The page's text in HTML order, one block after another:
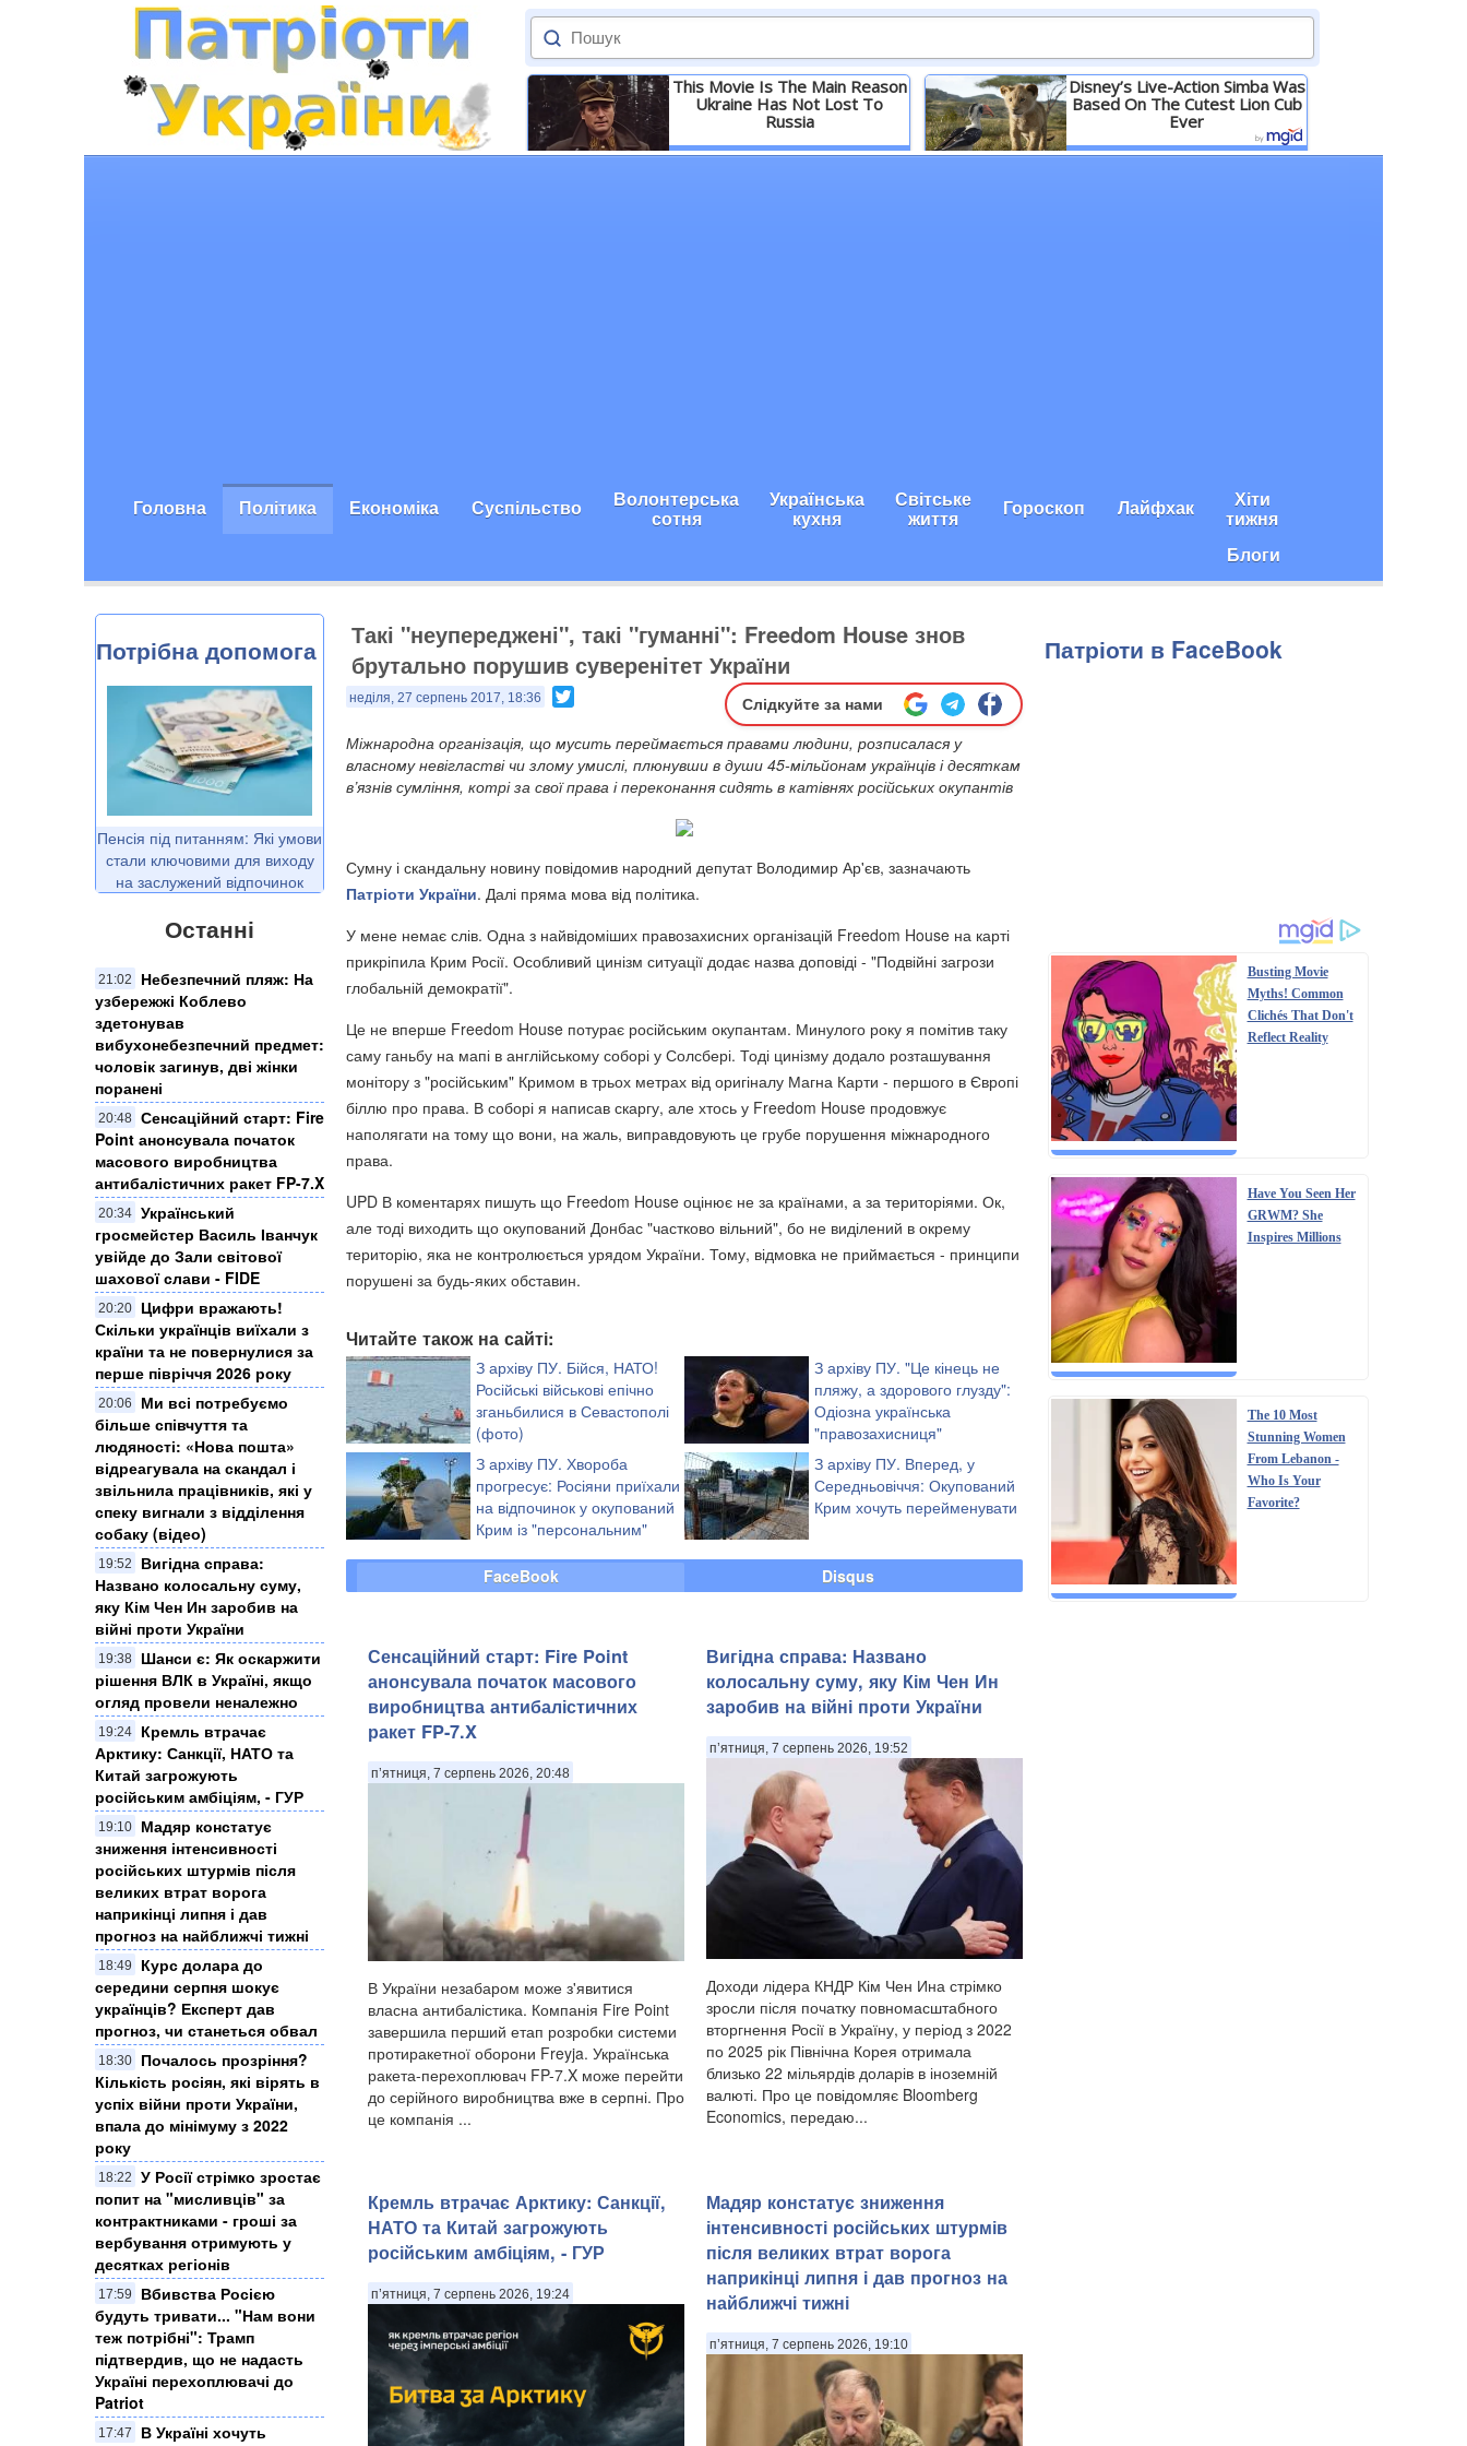
This Movie Is The Main Reason
Ukraine Has Not Lost To
Russia
Детальніше
Disney’s Live-Action Simba Was
Based On The Cutest Lion Cub
Ever
Детальніше
Головна Політика Економіка Суспільство Волонтерська
сотня
Українська
кухня
Світське
життя Гороскоп Лайфхак Хіти
тижня
Блоги
Потрібна допомога
Пенсія під питанням: Які умови
стали ключовими для виходу
на заслужений відпочинок
Останні
21:02
Небезпечний пляж: На
узбережжі Коблево
здетонував
вибухонебезпечний предмет:
чоловік загинув, дві жінки
поранені
20:48 Сенсаційний старт: Fire
Point анонсувала початок
масового виробництва
антибалістичних ракет FP-7.X
20:34 Український
гросмейстер Василь Іванчук
увійде до Зали світової
шахової слави - FIDE
20:20
Цифри вражають!
Скільки українців виїхали з
країни та не повернулися за
перше півріччя 2026 року
20:06
Ми всі потребуємо
більше співчуття та
людяності: «Нова пошта»
відреагувала на скандал і
звільнила працівників, які у
спеку вигнали з відділення
собаку (відео)
19:52
Вигідна справа:
Названо колосальну суму,
яку Кім Чен Ин заробив на
війні проти України
19:38
Шанси є: Як оскаржити
рішення ВЛК в Україні, якщо
огляд провели неналежно
19:24
Кремль втрачає
Арктику: Санкції, НАТО та
Китай загрожують
російським амбіціям, - ГУР
19:10
Мадяр констатує
зниження інтенсивності
російських штурмів після
великих втрат ворога
наприкінці липня і дав
прогноз на найближчі тижні
18:49
Курс долара до
середини серпня шокує
українців? Експерт дав
прогноз, чи станеться обвал
18:30
Почалось прозріння?
Кількість росіян, які вірять в
успіх війни проти України,
впала до мінімуму з 2022
року
18:22
У Росії стрімко зростає
попит на "мисливців" за
контрактниками - гроші за
вербування отримують у
десятках регіонів
17:59
Вбивства Росією
будуть тривати... "Нам вони
теж потрібні": Трамп
підтвердив, що не надасть
Україні перехоплювачі до
Patriot
17:47
В Україні хочуть
​Такі "неупереджені", такі "гуманні": Freedom House знов
брутально порушив суверенітет України
неділя, 27 серпень 2017, 18:36 Слідкуйте за нами
Міжнародна організація, що мусить переймається правами людини, розписалася у
власному невігластві чи злому умислі, плюнувши в души 45-мільйонам українців і десяткам
в’язнів сумління, котрі за свої права і переконання сидять в катівнях російських окупантів
Сумну і скандальну новину повідомив народний депутат Володимир Ар'єв, зазначають
Патріоти України. Далі пряма мова від політика.
У мене немає слів. Одна з найвідоміших правозахисних організацій Freedom House на карті
прикріпила Крим Росії. Особливий цинізм ситуації додає назва доповіді - "Подвійні загрози
глобальній демократії".
Це не вперше Freedom House потурає російським окупантам. Минулого року я помітив таку
саму ганьбу на мапі в англійському соборі у Солсбері. Тоді цинізму додало розташування
монітору з "російським" Кримом в трьох метрах від оригіналу Магна Карти - першого в Європі
біллю про права. В соборі я написав скаргу, але хтось у Freedom House продовжує
наполягати на тому що вони, на жаль, виправдовують це грубе порушення міжнародного
права.
UPD В коментарях пишуть що Freedom House оцінює не за країнами, а за територіями. Ок,
але тоді виходить що окупований Донбас "частково вільний", бо не виділений в окрему
територію, яка не контролюється урядом України. Тому, відмовка не приймається - принципи
порушені за будь-яких обставин.
Читайте також на сайті:
З архіву ПУ. Бійся, НАТО!
Російські військові епічно
зганьбилися в Севастополі
(фото)
З архіву ПУ. "Це кінець не
пляжу, а здорового глузду":
Одіозна українська
"правозахисниця"
насмішила мережу фото із
Криму
З архіву ПУ. Хвороба
прогресує: Росіяни приїхали
на відпочинок у окупований
Крим із "персональним"
З архіву ПУ. Вперед, у
Середньовіччя: Окупований
Крим хочуть перейменувати
FaceBook Disqus
Сенсаційний старт: Fire Point
анонсувала початок масового
виробництва антибалістичних
ракет FP-7.X
п’ятниця, 7 серпень 2026, 20:48
В України незабаром може з'явитися
власна антибалістика. Компанія Fire Point
завершила перший етап розробки системи
протиракетної оборони Freyja. Українська
ракета-перехоплювач FP-7.X може перейти
до серійного виробництва вже в серпні. Про
це компанія ...
Вигідна справа: Названо
колосальну суму, яку Кім Чен Ин
заробив на війні проти України
п’ятниця, 7 серпень 2026, 19:52
Доходи лідера КНДР Кім Чен Ина стрімко
зросли після початку повномасштабного
вторгнення Росії в Україну, у період з 2022
по 2025 рік Північна Корея отримала
близько 22 мільярдів доларів в іноземній
валюті. Про це повідомляє Bloomberg
Economics, передаю...
Кремль втрачає Арктику: Санкції,
НАТО та Китай загрожують
російським амбіціям, - ГУР
п’ятниця, 7 серпень 2026, 19:24
Мадяр констатує зниження
інтенсивності російських штурмів
після великих втрат ворога
наприкінці липня і дав прогноз на
найближчі тижні
п’ятниця, 7 серпень 2026, 19:10
Патріоти в FaceBook
Busting Movie
Myths! Common
Clichés That Don't
Reflect Reality
Have You Seen Her
GRWM? She
Inspires Millions
The 10 Most
Stunning Women
From Lebanon -
Who Is Your
Favorite?